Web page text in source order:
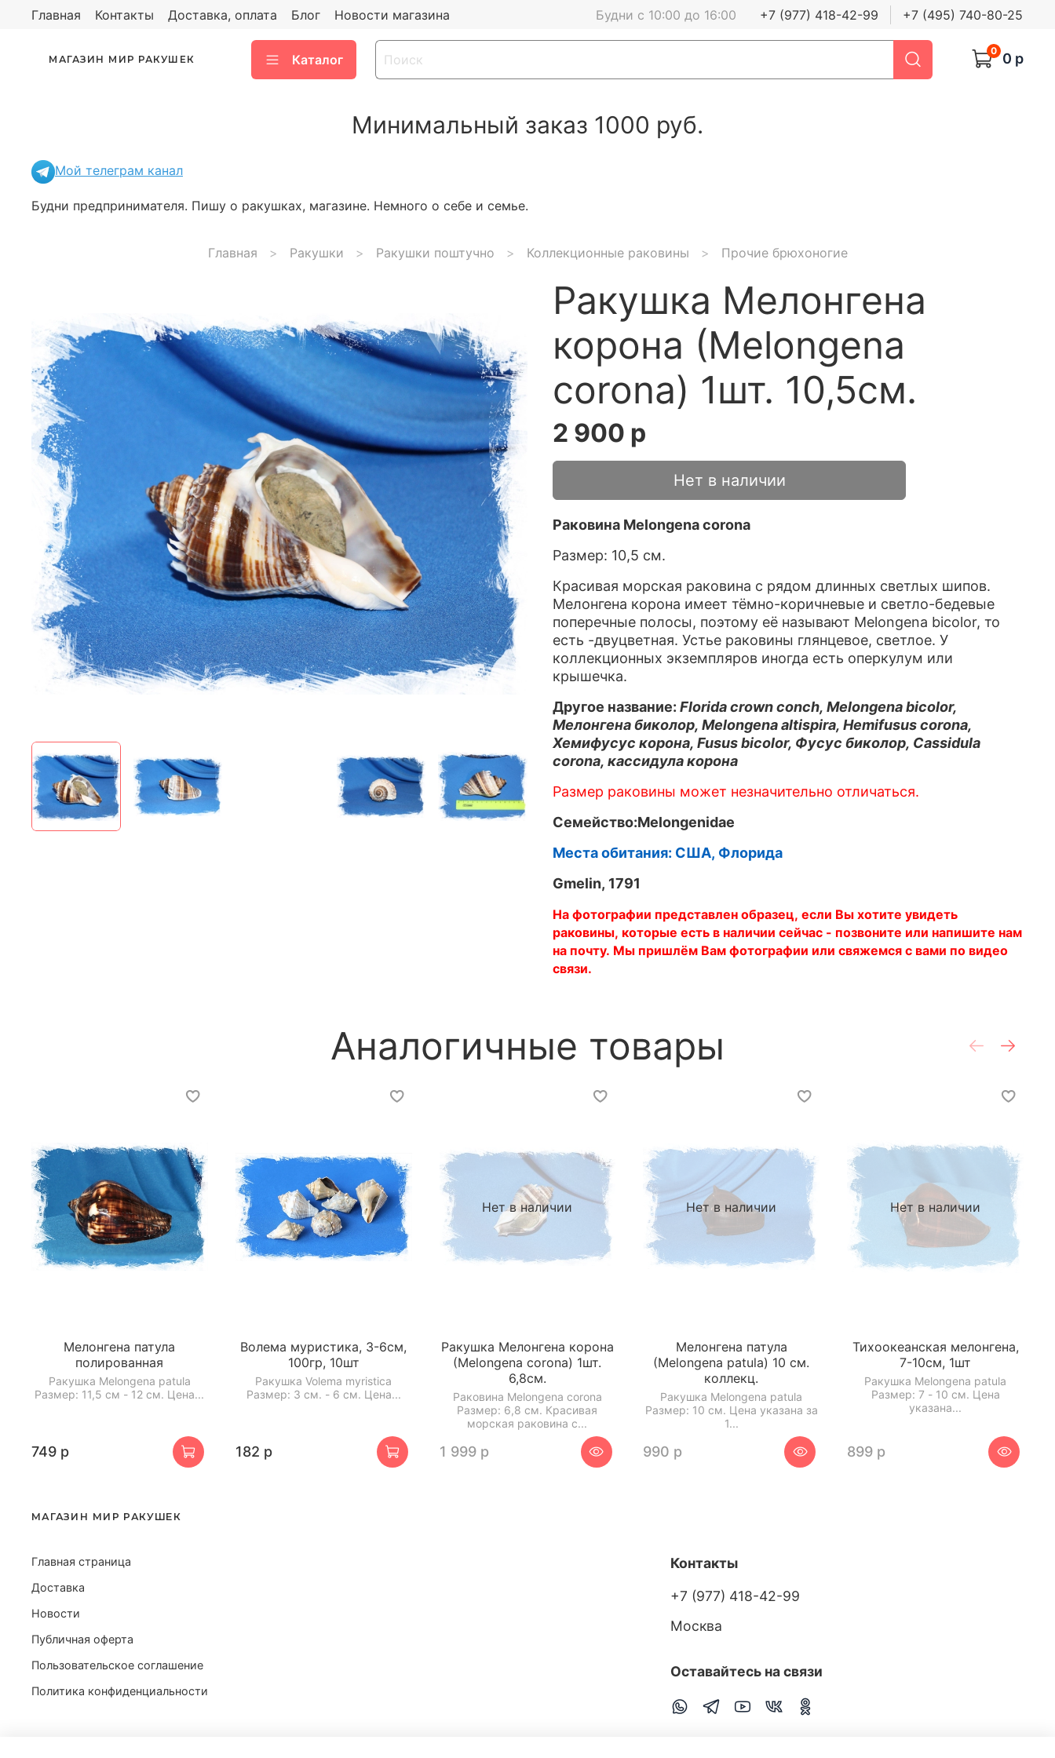
Главная Контакты Доставка, оплата Блог Новости магазина Будни с 10:00 до 16:00 +7 (977) 418-42-99 +7 (495) 740-80-25
МАГАЗИН МИР РАКУШЕК Каталог
0 0 р
Минимальный заказ 1000 руб.
Мой телеграм канал
Будни предпринимателя. Пишу о ракушках, магазине. Немного о себе и семье.
Главная Ракушки Ракушки поштучно Коллекционные раковины Прочие брюхоногие
Ракушка Мелонгена
корона (Melongena
corona) 1шт. 10,5см.
2 900 р
Нет в наличии
Раковина Melongena corona
Размер: 10,5 см.
Красивая морская раковина с рядом длинных светлых шипов.
Мелонгена корона имеет тёмно-коричневые и светло-бедевые
поперечные полосы, поэтому её называют Melongena bicolor, то
есть -двуцветная. Устье раковины глянцевое, светлое. У
коллекционных экземпляров иногда есть оперкулум или
крышечка.
Другое название: Florida crown conch, Melongena bicolor,
Мелонгена биколор, Melongena altispira, Hemifusus corona,
Хемифусус корона, Fusus bicolor, Фусус биколор, Cassidula
corona, кассидула корона
Размер раковины может незначительно отличаться.
Семейство:Melongenidae
Места обитания: США, Флорида
Gmelin, 1791
На фотографии представлен образец, если Вы хотите увидеть
раковины, которые есть в наличии сейчас - позвоните или напишите нам
на почту. Мы пришлём Вам фотографии или свяжемся с вами по видео
связи.
Аналогичные товары
Мелонгена патула
полированная
Ракушка Melongena patula
Размер: 11,5 см - 12 см. Цена...
749 р
Волема муристика, 3-6см,
100гр, 10шт
Ракушка Volema myristica
Размер: 3 см. - 6 см. Цена...
182 р
Нет в наличии
Ракушка Мелонгена корона
(Melongena corona) 1шт.
6,8см.
Раковина Melongena corona
Размер: 6,8 см. Красивая
морская раковина с...
1 999 р
Нет в наличии
Мелонгена патула
(Melongena patula) 10 см.
коллекц.
Ракушка Melongena patula
Размер: 10 см. Цена указана за
1...
990 р
Нет в наличии
Тихоокеанская мелонгена,
7-10см, 1шт
Ракушка Melongena patula
Размер: 7 - 10 см. Цена
указана...
899 р
МАГАЗИН МИР РАКУШЕК
Главная страница
Доставка
Новости
Публичная оферта
Пользовательское соглашение
Политика конфиденциальности
Контакты
+7 (977) 418-42-99
Москва
Оставайтесь на связи